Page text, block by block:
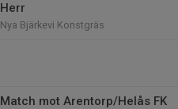
Herr
Nya Bjärkevi Konstgräs
Match mot Arentorp/Helås FK